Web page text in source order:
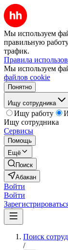
Мы используем
правильную
трафик.
Правила
Мы используем
файлов cookie
Понятно
Ищу сотрудника
Ищу работу
Ищу сотрудника
Сервисы
Помощь
Ещё
Поиск
Абакан
Войти
Войти
Поиск
/